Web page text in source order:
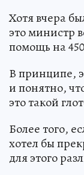
Хотя вчера
это министр
помощь на
В принципе,
и понятно,
это такой
Более того,
хотел бы
для этого